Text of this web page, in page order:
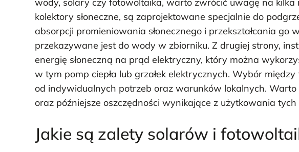
kolektory słoneczne, są zaprojektowane specjalnie do
absorpcji promieniowania słonecznego i przekształcania go
przekazywane jest do wody w zbiorniku. Z drugiej strony,
energię słoneczną na prąd elektryczny, który można
w tym pomp ciepła lub grzałek elektrycznych. Wybór
od indywidualnych potrzeb oraz warunków lokalnych.
oraz późniejsze oszczędności wynikające z użytkowania tych
Jakie są zalety solarów i